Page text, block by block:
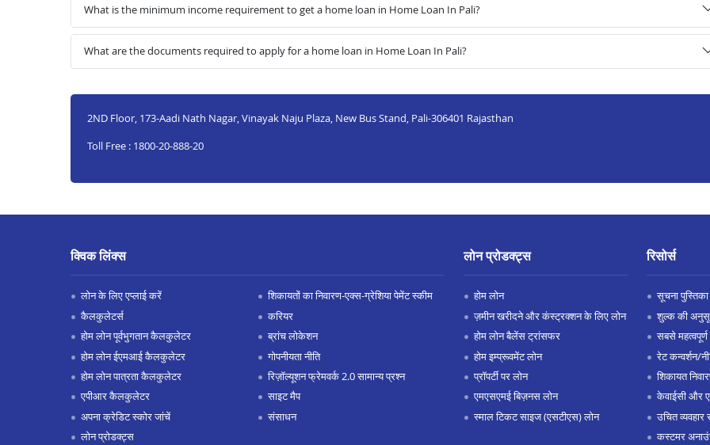
What is the minimum income requirement to get a home loan in Home Loan In Pali?
What are the documents required to apply for a home loan in Home Loan In Pali?
2ND Floor, 173-Aadi Nath Nagar, Vinayak Naju Plaza, New Bus Stand, Pali-306401 Rajasthan
Toll Free : 1800-20-888-20
क्विक लिंक्स
लोन के लिए एप्लाई करें
कैलकुलेटर्स
होम लोन पूर्वभुगतान कैलकुलेटर
होम लोन ईएमआई कैलकुलेटर
होम लोन पात्रता कैलकुलेटर
एपीआर कैलकुलेटर
अपना क्रेडिट स्कोर जांचें
लोन प्रोडक्ट्स
शिकायतों का निवारण-एक्स-ग्रेशिया पेमेंट स्कीम
करियर
ब्रांच लोकेशन
गोपनीयता नीति
रिज़ॉल्यूशन फ्रेमवर्क 2.0 सामान्य प्रश्न
साइट मैप
संसाधन
लोन प्रोडक्ट्स
होम लोन
ज़मीन खरीदने और कंस्ट्रक्शन के लिए लोन
होम लोन बैलेंस ट्रांसफर
होम इम्प्रूवमेंट लोन
प्रॉपर्टी पर लोन
एमएसएमई बिज़नस लोन
स्माल टिकट साइज (एसटीएस) लोन
रिसोर्स
सूचना पुस्तिका
शुल्क की
सबसे महत्वपूर्ण
रेट कन्वर्शन/
शिकायत
केवाईसी और
उचित व्यवहार
कस्टमर